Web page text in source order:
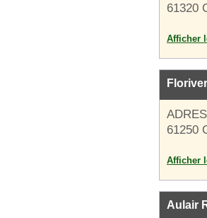
61320
Afficher
Floriver
61250
Afficher
Aulair